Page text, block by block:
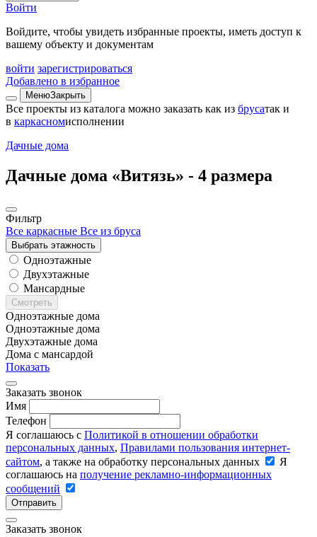
Войти
Войдите, чтобы увидеть избранные проекты, иметь доступ к
вашему объекту и документам
войти зарегистрироваться
Добавлено в избранное
МенюЗакрыть
Все проекты из каталога можно заказать как из брусатак и
в каркасномисполнении
Дачные дома
Дачные дома «Витязь» - 4 размера
Фильтр
Все каркасные Все из бруса
Выбрать этажность
Одноэтажные
Двухэтажные
Мансардные
Смотреть
Одноэтажные дома
Одноэтажные дома
Двухэтажные дома
Дома с мансардой
Показать
Заказать звонок
Имя
Телефон
Я соглашаюсь с Политикой в отношении обработки
персональных данных, Правилами пользования интернет-
сайтом, а также на обработку персональных данных
Я
соглашаюсь на получение рекламно-информационных
сообщений
Отправить
Заказать звонок